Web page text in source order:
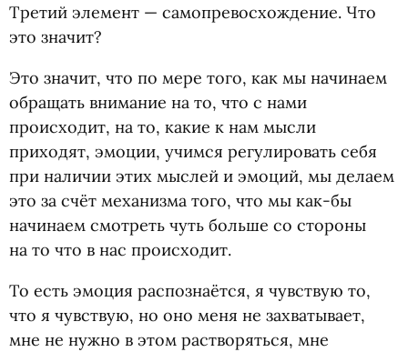
Третий элемент — самопревосхождение. Что
это значит?
Это значит, что по мере того, как мы начинаем
обращать внимание на то, что с нами
происходит, на то, какие к нам мысли
приходят, эмоции, учимся регулировать себя
при наличии этих мыслей и эмоций, мы делаем
это за счёт механизма того, что мы как-бы
начинаем смотреть чуть больше со стороны
на то что в нас происходит.
То есть эмоция распознаётся, я чувствую то,
что я чувствую, но оно меня не захватывает,
мне не нужно в этом растворяться, мне